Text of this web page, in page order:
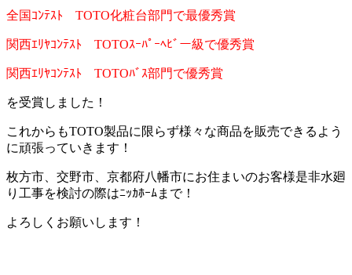
全国ｺﾝﾃｽﾄ TOTO化粧台部門で最優秀賞
関西ｴﾘﾔｺﾝﾃｽﾄ TOTOｽｰﾊﾟｰﾍﾋﾞー級で優秀賞
関西ｴﾘﾔｺﾝﾃｽﾄ TOTOﾊﾞｽ部門で優秀賞
を受賞しました！
これからもTOTO製品に限らず様々な商品を販売できるよう
に頑張っていきます！
枚方市、交野市、京都府八幡市にお住まいのお客様是非水廻
り工事を検討の際はﾆｯｶﾎｰﾑまで！
よろしくお願いします！